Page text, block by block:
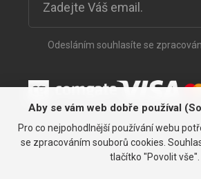
Odesláním souhlasíte se
Vše pro vaše auto
1991.
Aby se vám web dobře používal
Pro co nejpohodlnější používání webu
se zpracováním souborů cookies.
tlačítko "Povolit vše".